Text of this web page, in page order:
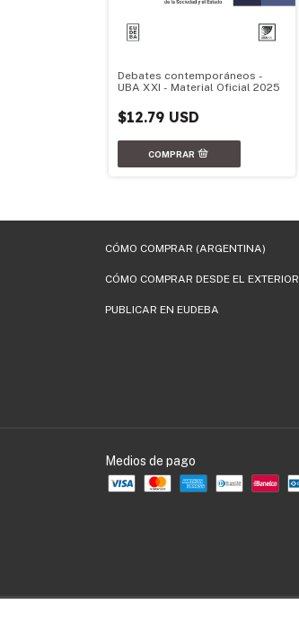
Debates contemporáneos -
UBA XXI - Material Oficial 2025
$12.79 USD
CÓMO COMPRAR (ARGENTINA)
CÓMO COMPRAR DESDE EL EXTERIOR
PUBLICAR EN EUDEBA
Medios de pago